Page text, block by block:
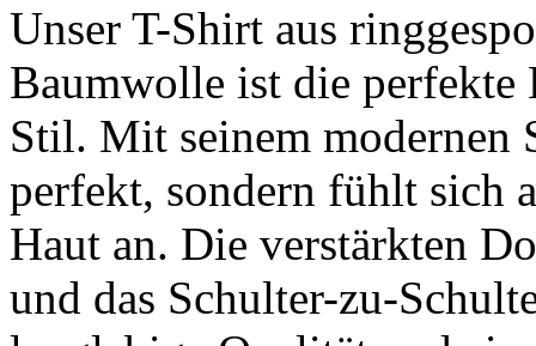
Unser T-Shirt aus
Baumwolle ist die
Stil. Mit seinem
perfekt, sondern fühlt sich
Haut an. Die verstärkten
und das Schulter-zu-